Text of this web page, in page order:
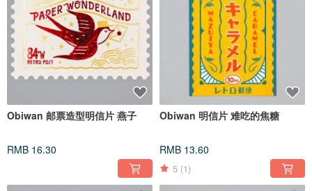
Obiwan 邮票造型明信片 燕子
RMB 16.30
Obiwan 明信片 难吃的焦糖
RMB 13.60
5 (1)